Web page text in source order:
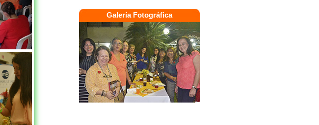
Galería Fotográfica